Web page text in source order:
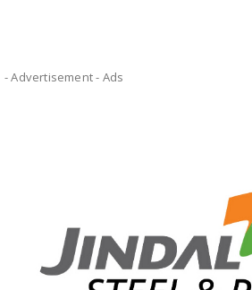
- Advertisement - Ads